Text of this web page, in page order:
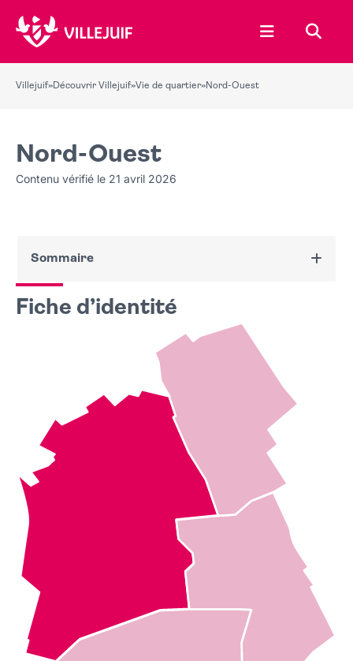
Ouvrir le
Villejuif»Découvrir Villejuif»Vie de quartier»Nord-Ouest
Nord-Ouest
Contenu vérifié le 21 avril 2026
Sommaire
Fiche d’identité
Les prochains événements et les travaux en cours
Participez à la vie du quartier Nord-Ouest
Les dernières actualités
Fiche d’identité